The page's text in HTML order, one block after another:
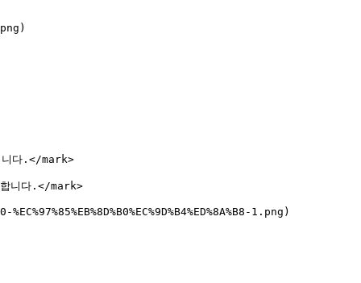
다.</mark>
니다.</mark>
1.png)